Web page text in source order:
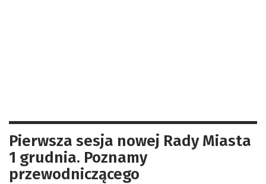
Pierwsza sesja nowej Rady Miasta
1 grudnia. Poznamy
przewodniczącego